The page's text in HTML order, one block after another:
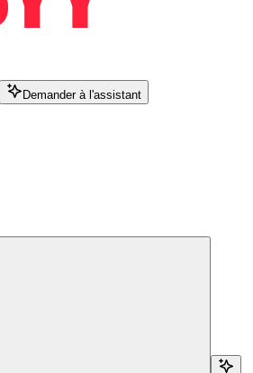
Demander à l'assistant